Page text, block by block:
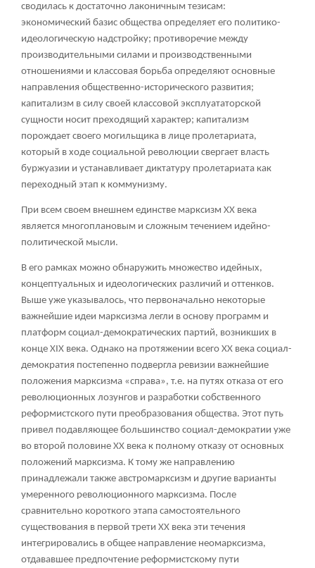
сводилась к достаточно лаконичным тезисам:
экономический базис общества определяет его политико-
идеологическую надстройку; противоречие между
производительными силами и производственными
отношениями и классовая борьба определяют основные
направления общественно-исторического развития;
капитализм в силу своей классовой эксплуататорской
сущности носит преходящий характер; капитализм
порождает своего могильщика в лице пролетариата,
который в ходе социальной революции свергает власть
буржуазии и устанавливает диктатуру пролетариата как
переходный этап к коммунизму.
При всем своем внешнем единстве марксизм XX века
является многоплановым и сложным течением идейно-
политической мысли.
В его рамках можно обнаружить множество идейных,
концептуальных и идеологических различий и оттенков.
Выше уже указывалось, что первоначально некоторые
важнейшие идеи марксизма легли в основу программ и
платформ социал-демократических партий, возникших в
конце XIX века. Однако на протяжении всего XX века социал-
демократия постепенно подвергла ревизии важнейшие
положения марксизма «справа», т.е. на путях отказа от его
революционных лозунгов и разработки собственного
реформистского пути преобразования общества. Этот путь
привел подавляющее большинство социал-демократии уже
во второй половине XX века к полному отказу от основных
положений марксизма. К тому же направлению
принадлежали также австромарксизм и другие варианты
умеренного революционного марксизма. После
сравнительно короткого этапа самостоятельного
существования в первой трети XX века эти течения
интегрировались в общее направление неомарксизма,
отдававшее предпочтение реформистскому пути